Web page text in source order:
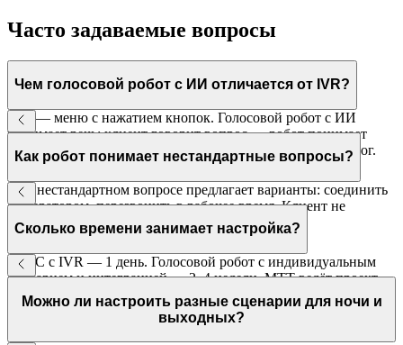
Часто задаваемые вопросы
Чем голосовой робот с ИИ отличается от IVR?
IVR — меню с нажатием кнопок. Голосовой робот с ИИ
понимает речь: клиент говорит вопрос — робот понимает
намерение и выполняет задачу. Ведёт полноценный диалог.
Как робот понимает нестандартные вопросы?
При нестандартном вопросе предлагает варианты: соединить
с оператором, перезвонить в рабочее время. Клиент не
остаётся без ответа.
Сколько времени занимает настройка?
ВАТС с IVR — 1 день. Голосовой робот с индивидуальным
сценарием и интеграцией — 2–4 недели. МТТ ведёт проект
под ключ.
Можно ли настроить разные сценарии для ночи и
выходных?